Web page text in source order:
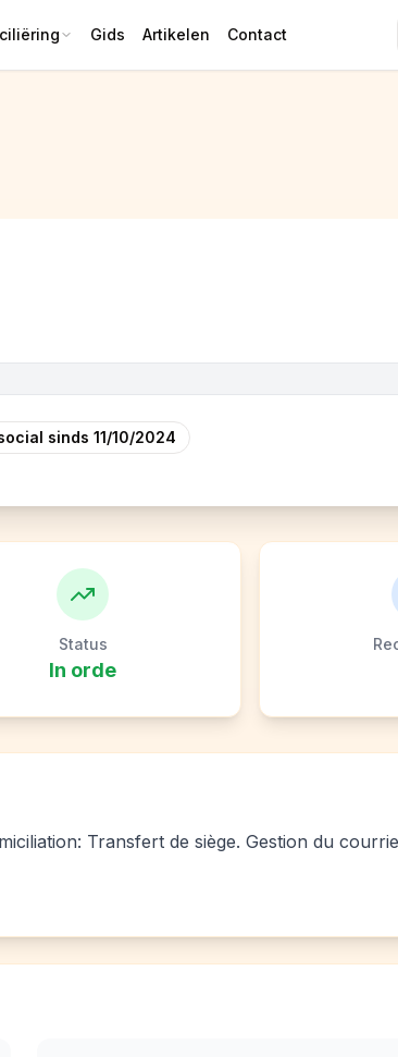
Gids Artikelen Contact
sinds 11/10/2024
Status
In orde
Transfert de siège. Gestion du